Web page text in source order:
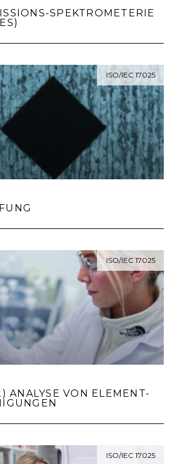
SPEKTROMETERIE
ISO/IEC 17025
ISO/IEC 17025
ANALYSE VON ELEMENT-
ISO/IEC 17025